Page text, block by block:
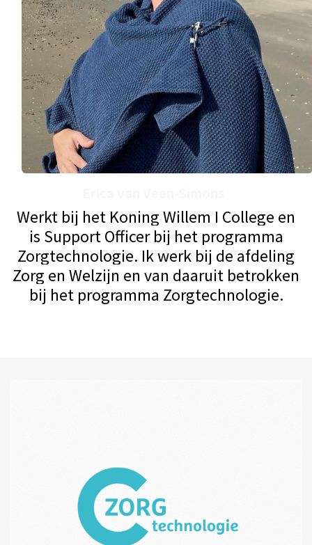
Werkt bij het Koning Willem I College en
is Support Officer bij het programma
Zorgtechnologie. Ik werk bij de afdeling
Zorg en Welzijn en van daaruit betrokken
bij het programma Zorgtechnologie.